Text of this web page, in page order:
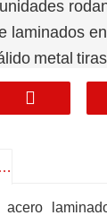
unidades
laminados
metal
finalizando
establecida
plana y corte
Detalles de producto
acero